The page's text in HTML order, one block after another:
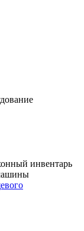
инвентарь